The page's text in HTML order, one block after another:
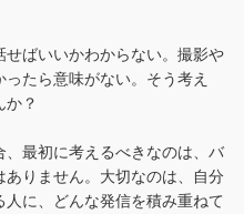
ばいいかわからない。撮影や
たら意味がない。そう考え
か？
、最初に考えるべきなのは、バ
りません。大切なのは、自分
に、どんな発信を積み重ねて